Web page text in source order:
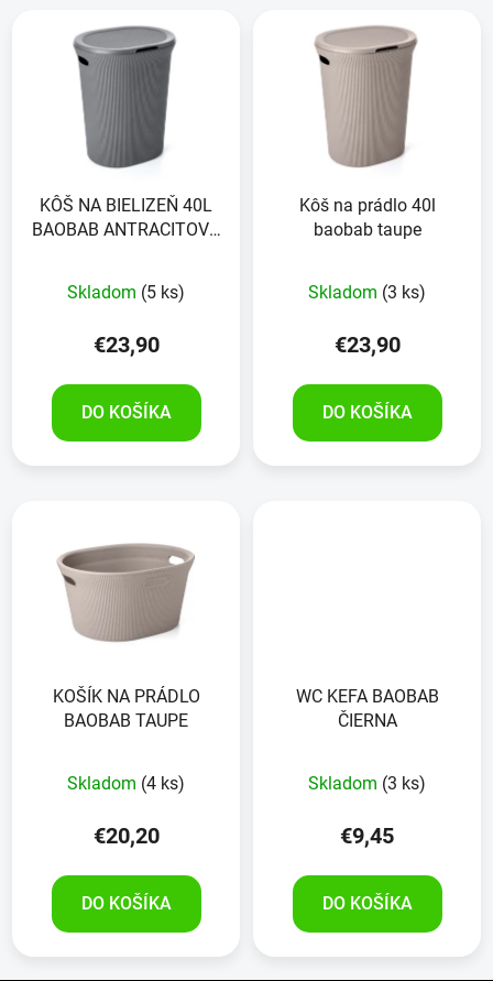
KÔŠ NA BIELIZEŇ 40L
BAOBAB ANTRACITOVO
Skladom (5 ks)
€23,90
DO KOŠÍKA
Kôš na prádlo 40l
baobab taupe
Skladom (3 ks)
€23,90
DO KOŠÍKA
KOŠÍK NA PRÁDLO
BAOBAB TAUPE
Skladom (4 ks)
€20,20
DO KOŠÍKA
WC KEFA BAOBAB
ČIERNA
Skladom (3 ks)
€9,45
DO KOŠÍKA